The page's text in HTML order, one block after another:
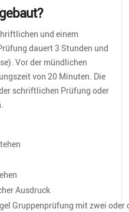
und einem
dauert 3 Stunden und
Vor der mündlichen
von 20 Minuten. Die
schriftlichen Prüfung oder
Ausdruck
Gruppenprüfung mit zwei oder